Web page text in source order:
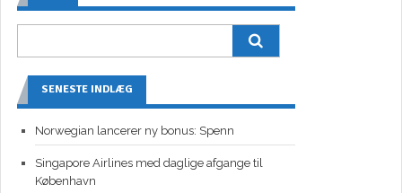
SENESTE INDLÆG
Norwegian lancerer ny bonus: Spenn
Singapore Airlines med daglige afgange til
København